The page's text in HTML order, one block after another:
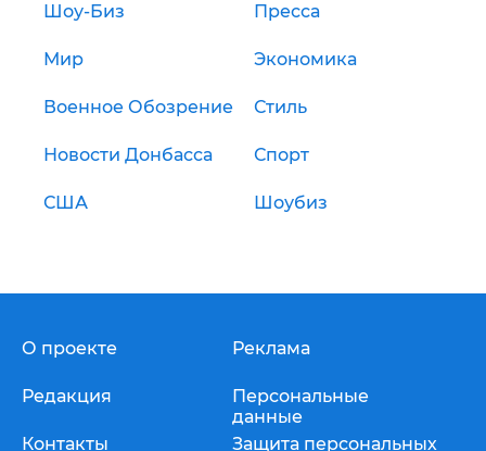
Шоу-Биз Пресса
Мир Экономика
Военное Обозрение Стиль
Новости Донбасса Спорт
США Шоубиз
О проекте
Редакция
Контакты
Реклама
Персональные
данные
Защита персональных